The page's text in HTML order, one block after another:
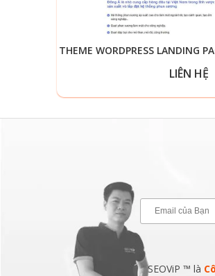
THEME WORDPRESS LANDING
LIÊN HỆ
SEOViP ™ là